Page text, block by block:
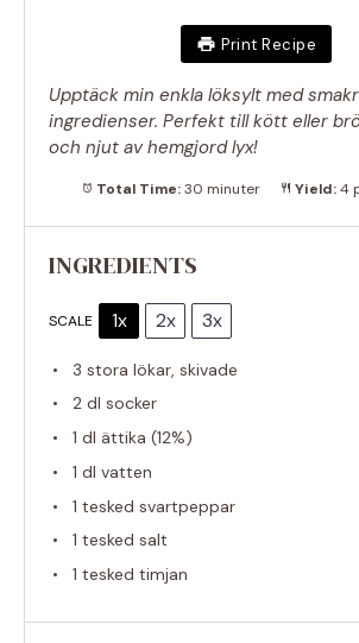
Print Recipe
Upptäck min enkla löksylt med
ingredienser. Perfekt till kött eller
och njut av hemgjord lyx!
Total Time: 30 minuter Yield: 4
INGREDIENTS
SCALE 1x 2x 3x
3 stora lökar, skivade
2 dl socker
1 dl ättika (12%)
1 dl vatten
1 tesked svartpeppar
1 tesked salt
1 tesked timjan